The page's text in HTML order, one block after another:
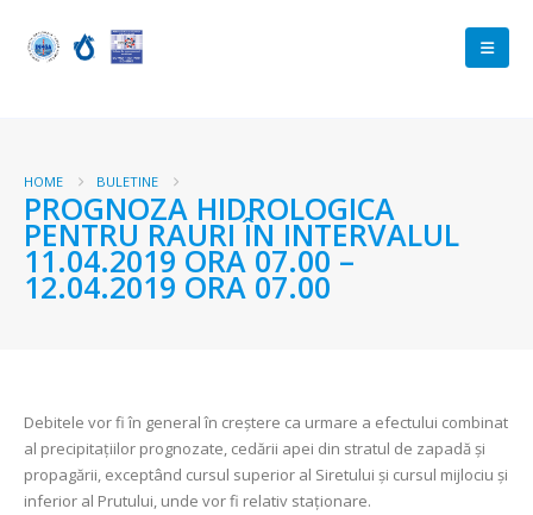
HOME BULETINE
PROGNOZA HIDROLOGICA
PENTRU RAURI ÎN INTERVALUL
11.04.2019 ORA 07.00 –
12.04.2019 ORA 07.00
Debitele vor fi în general în creştere ca urmare a efectului combinat
al precipitațiilor prognozate, cedării apei din stratul de zapadă și
propagării, exceptând cursul superior al Siretului și cursul mijlociu și
inferior al Prutului, unde vor fi relativ staționare.